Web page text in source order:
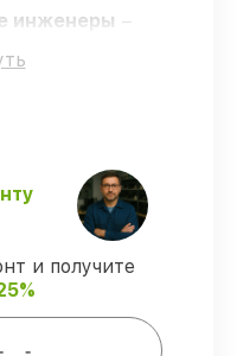
инженеры –
их
– все работы и
и получите